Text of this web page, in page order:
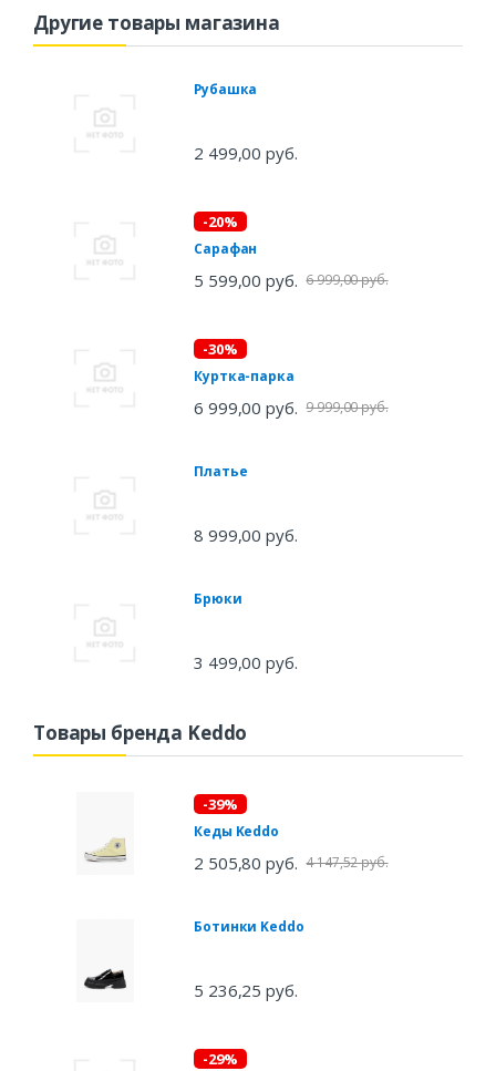
Другие товары магазина
Рубашка
2 499,00 руб.
-20%
Сарафан
5 599,00 руб. 6 999,00 руб.
-30%
Куртка-парка
6 999,00 руб. 9 999,00 руб.
Платье
8 999,00 руб.
Брюки
3 499,00 руб.
Товары бренда Keddo
-39%
Кеды Keddo
2 505,80 руб. 4 147,52 руб.
Ботинки Keddo
5 236,25 руб.
-29%